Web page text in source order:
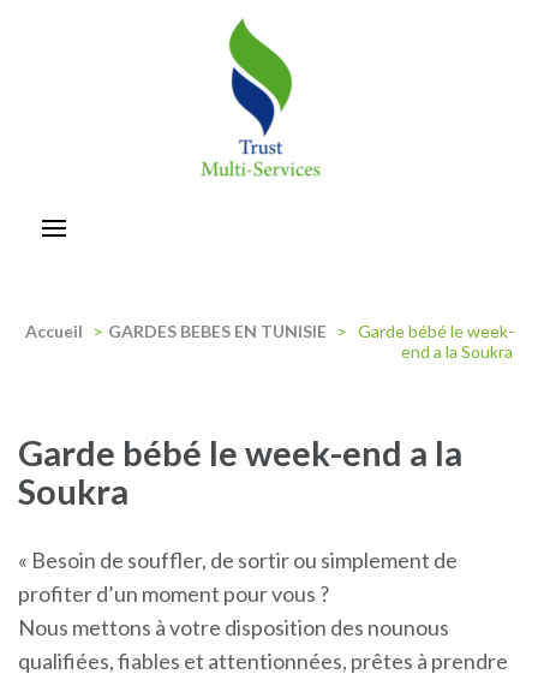
Accueil > GARDES BEBES EN TUNISIE > Garde bébé le week-
end a la Soukra
Garde bébé le week-end a la
Soukra
« Besoin de souffler, de sortir ou simplement de
profiter d’un moment pour vous ?
Nous mettons à votre disposition des nounous
qualifiées, fiables et attentionnées, prêtes à prendre